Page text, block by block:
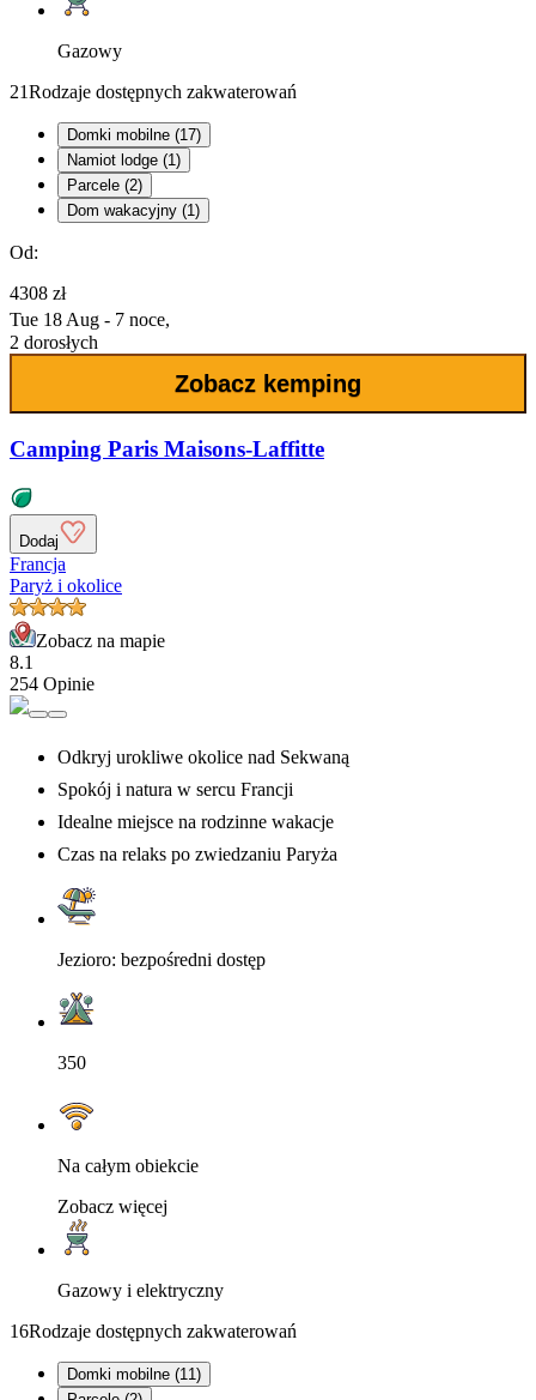
Gazowy
21Rodzaje dostępnych zakwaterowań
Domki mobilne (17)
Namiot lodge (1)
Parcele (2)
Dom wakacyjny (1)
Od:
4308 zł
Tue 18 Aug - 7 noce,
2 dorosłych
Zobacz kemping
Camping Paris Maisons-Laffitte
Dodaj
Francja
Paryż i okolice
Zobacz na mapie
8.1
254 Opinie
Odkryj urokliwe okolice nad Sekwaną
Spokój i natura w sercu Francji
Idealne miejsce na rodzinne wakacje
Czas na relaks po zwiedzaniu Paryża
Jezioro: bezpośredni dostęp
350
Na całym obiekcie
Zobacz więcej
Gazowy i elektryczny
16Rodzaje dostępnych zakwaterowań
Domki mobilne (11)